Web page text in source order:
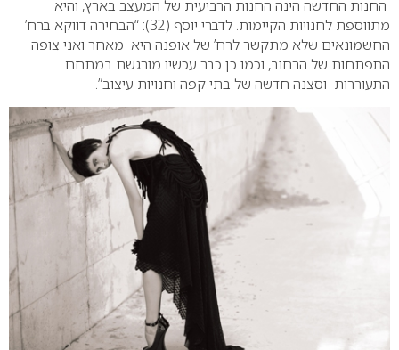
החנות החדשה הינה החנות הרביעית של המעצב בארץ, והיא
מתווספת לחנויות הקיימות. לדברי יוסף (32): “הבחירה דווקא ברח’
החשמונאים שלא מתקשר לרח’ של אופנה היא מאחר ואני צופה
התפתחות של הרחוב, וכמו כן כבר עכשיו מורגשת במתחם
התעוררות וסצנה חדשה של בתי קפה וחנויות עיצוב”.